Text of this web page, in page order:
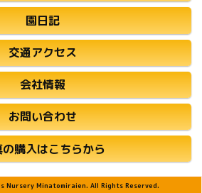
園日記
交通アクセス
会社情報
お問い合わせ
購入はこちらから
Nursery Minatomiraien. All Rights Reserved.